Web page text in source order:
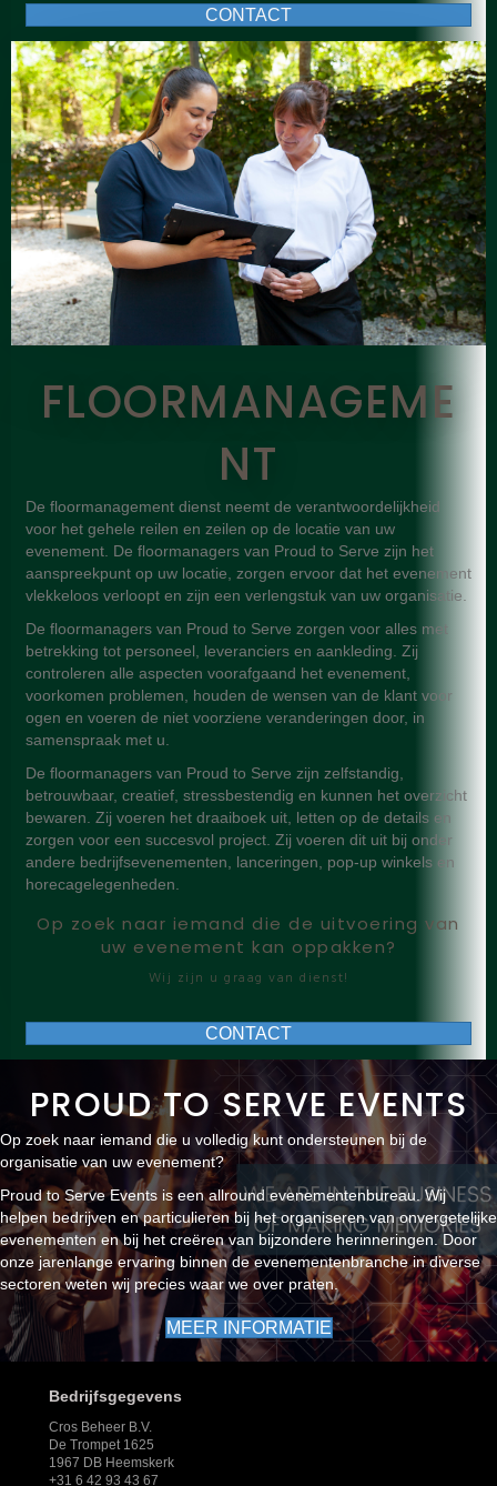
CONTACT
FLOORMANAGEME
NT
De floormanagement dienst neemt de verantwoordelijkheid
voor het gehele reilen en zeilen op de locatie van uw
evenement. De floormanagers van Proud to Serve zijn het
aanspreekpunt op uw locatie, zorgen ervoor dat het evenement
vlekkeloos verloopt en zijn een verlengstuk van uw organisatie.
De floormanagers van Proud to Serve zorgen voor alles met
betrekking tot personeel, leveranciers en aankleding. Zij
controleren alle aspecten voorafgaand het evenement,
voorkomen problemen, houden de wensen van de klant voor
ogen en voeren de niet voorziene veranderingen door, in
samenspraak met u.
De floormanagers van Proud to Serve zijn zelfstandig,
betrouwbaar, creatief, stressbestendig en kunnen het overzicht
bewaren. Zij voeren het draaiboek uit, letten op de details en
zorgen voor een succesvol project. Zij voeren dit uit bij onder
andere bedrijfsevenementen, lanceringen, pop-up winkels en
horecagelegenheden.
Op zoek naar iemand die de uitvoering van
uw evenement kan oppakken?
Wij zijn u graag van dienst!
CONTACT
PROUD TO SERVE EVENTS
Op zoek naar iemand die u volledig kunt ondersteunen bij de
organisatie van uw evenement?
Proud to Serve Events is een allround evenementenbureau. Wij
helpen bedrijven en particulieren bij het organiseren van onvergetelijke
evenementen en bij het creëren van bijzondere herinneringen. Door
onze jarenlange ervaring binnen de evenementenbranche in diverse
sectoren weten wij precies waar we over praten.
MEER INFORMATIE
Bedrijfsgegevens
Cros Beheer B.V.
De Trompet 1625
1967 DB Heemskerk
+31 6 42 93 43 67